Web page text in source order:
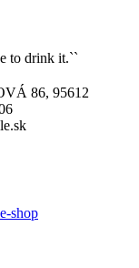
to drink it.``
86, 95612
shop